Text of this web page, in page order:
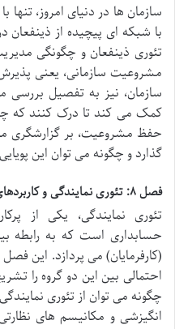
سازمان ها در دنیای امروز، تنها
با شبکه ای پیچیده از
تئوری ذینفعان و چگونگی
مشروعیت سازمانی، یعنی
سازمان، نیز به تفصیل
کمک می کند تا درک کنند که
حفظ مشروعیت، بر گزارشگری
گذارد و چگونه می توان این
فصل ۸: تئوری نمایندگی و کاربردهای آن
تئوری نمایندگی، یکی از
حسابداری است که به رابطه
(کارفرمایان) می پردازد. این
احتمالی بین این دو گروه را
چگونه می توان از تئوری
انگیزشی و مکانیسم های